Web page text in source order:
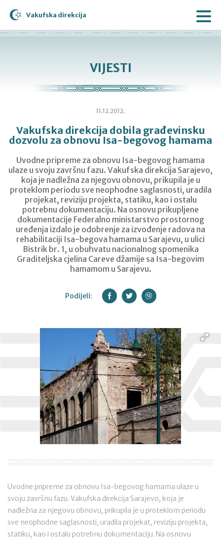
Vakufska direkcija
VIJESTI
11.12.2012.
Vakufska direkcija dobila građevinsku
dozvolu za obnovu Isa-begovog hamama
Uvodne pripreme za obnovu Isa-begovog hamama
ulaze u svoju završnu fazu. Vakufska direkcija Sarajevo,
koja je nadležna za njegovu obnovu, prikupila je u
proteklom periodu sve neophodne saglasnosti, uradila
projekat, reviziju projekta, statiku, kao i ostalu
potrebnu dokumentaciju. Na osnovu prikupljene
dokumentacije Federalno ministarstvo prostornog
uređenja izdalo je odobrenje za izvođenje radova na
rehabilitaciji Isa-begova hamama u Sarajevu, u ulici
Bistrik br. 1, u obuhvatu nacionalnog spomenika
Graditeljska cjelina Careve džamije sa Isa-begovim
hamamom u Sarajevu.
Podijeli:
Uvodne pripreme za obnovu Isa-begovog hamama ulaze u
svoju završnu fazu. Vakufska direkcija Sarajevo, koja je
nadležna za njegovu obnovu, prikupila je u proteklom periodu
sve neophodne saglasnosti, uradila projekat, reviziju projekta,
statiku, kao i ostalu potrebnu dokumentaciju. Na osnovu